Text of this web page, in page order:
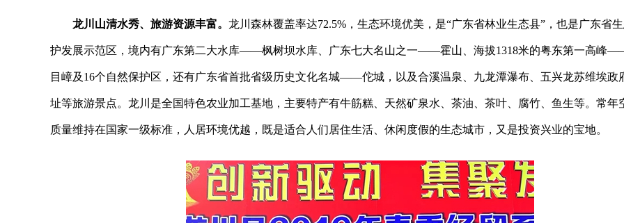
龙川山清水秀、旅游资源丰富。 龙川森林覆盖率达72.5%，生态环境优美，是“广东省林业生态县”，也是广东省
护发展示范区，境内有广东第二大水库——枫树坝水库、广东七大名山之一——霍山、海拔1318米的粤东第一高峰
目嶂及16个自然保护区，还有广东省首批省级历史文化名城——佗城，以及合溪温泉、九龙潭瀑布、五兴龙苏维埃政
址等旅游景点。龙川是全国特色农业加工基地，主要特产有牛筋糕、天然矿泉水、茶油、茶叶、腐竹、鱼生等。常年
质量维持在国家一级标准，人居环境优越，既是适合人们居住生活、休闲度假的生态城市，又是投资兴业的宝地。